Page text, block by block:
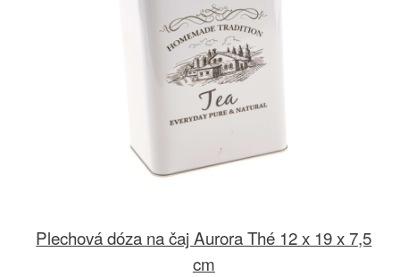
Plechová dóza na čaj Aurora Thé 12 x 19 x 7,5
cm